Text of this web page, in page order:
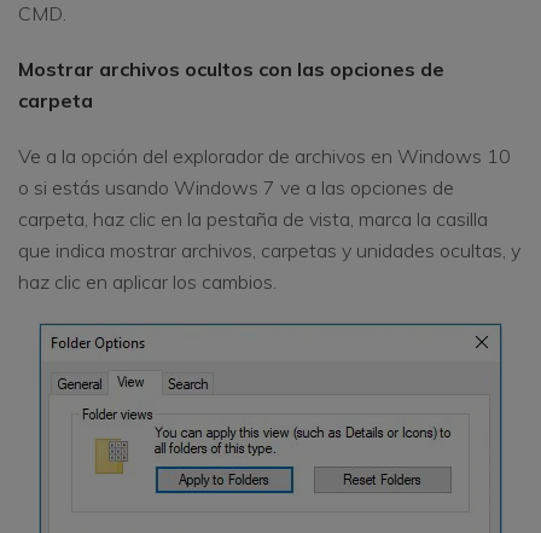
CMD.
Mostrar archivos ocultos con las opciones de
carpeta
Ve a la opción del explorador de archivos en Windows 10
o si estás usando Windows 7 ve a las opciones de
carpeta, haz clic en la pestaña de vista, marca la casilla
que indica mostrar archivos, carpetas y unidades ocultas, y
haz clic en aplicar los cambios.